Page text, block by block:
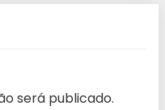
será publicado.